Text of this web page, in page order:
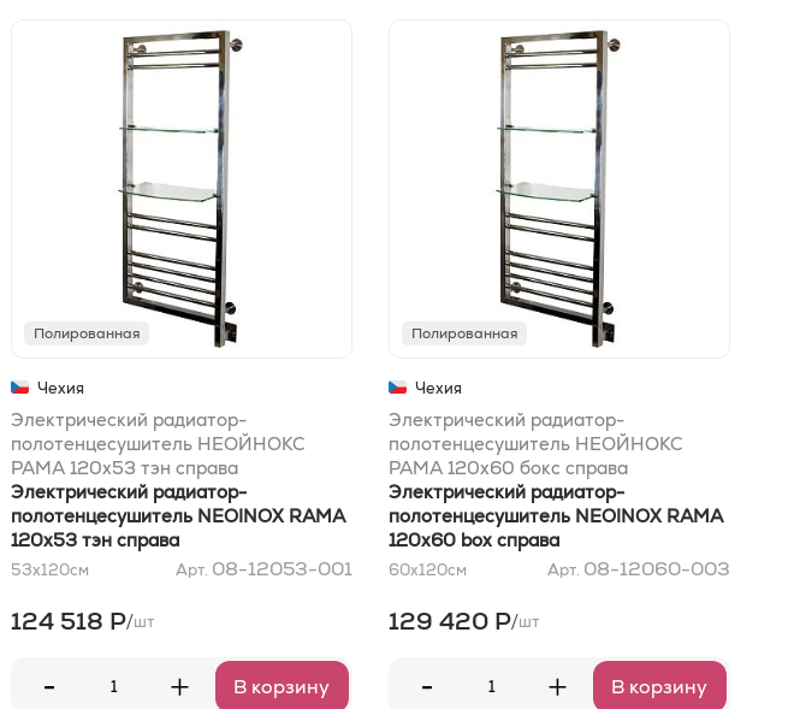
Полированная
Чехия
Электрический радиатор-
полотенцесушитель НЕОЙНОКС
РАМА 120x53 тэн справа
Электрический радиатор-
полотенцесушитель NEOINOX RAMA
120x53 тэн справа
53x120см Арт. 08-12053-001
124 518 Р/шт
- + В корзину
Полированная
Чехия
Электрический радиатор-
полотенцесушитель НЕОЙНОКС
РАМА 120x60 бокс справа
Электрический радиатор-
полотенцесушитель NEOINOX RAMA
120x60 box справа
60x120см Арт. 08-12060-003
129 420 Р/шт
- + В корзину